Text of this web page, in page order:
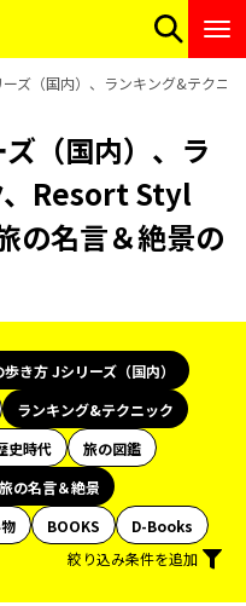
ズ（国内）、ランキング&テクニ
（国内）、ラ
、Resort Styl
の名言＆絶景の
き方 Jシリーズ（国内）
ランキング&テクニック
史時代
旅の図鑑
の名言＆絶景
BOOKS
D-Books
絞り込み条件を追加